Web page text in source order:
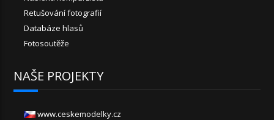
Retušování fotografií
Databáze hlasů
Fotosoutěže
NAŠE PROJEKTY
www.ceskemodelky.cz